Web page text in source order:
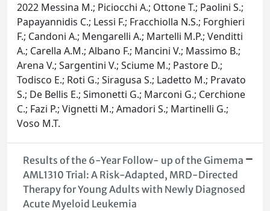
2022 Messina M.; Piciocchi A.; Ottone T.; Paolini S.;
Papayannidis C.; Lessi F.; Fracchiolla N.S.; Forghieri
F.; Candoni A.; Mengarelli A.; Martelli M.P.; Venditti
A.; Carella A.M.; Albano F.; Mancini V.; Massimo B.;
Arena V.; Sargentini V.; Sciume M.; Pastore D.;
Todisco E.; Roti G.; Siragusa S.; Ladetto M.; Pravato
S.; De Bellis E.; Simonetti G.; Marconi G.; Cerchione
C.; Fazi P.; Vignetti M.; Amadori S.; Martinelli G.;
Voso M.T.
Results of the 6-Year Follow- up of the Gimema
AML1310 Trial: A Risk-Adapted, MRD-Directed
Therapy for Young Adults with Newly Diagnosed
Acute Myeloid Leukemia